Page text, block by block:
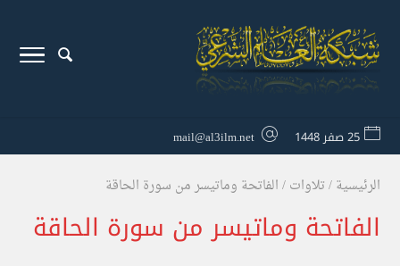
25 صفر 1448 mail@al3ilm.net
الرئيسية/تلاوات/الفاتحة وماتيسر من سورة الحاقة
الفاتحة وماتيسر من سورة الحاقة